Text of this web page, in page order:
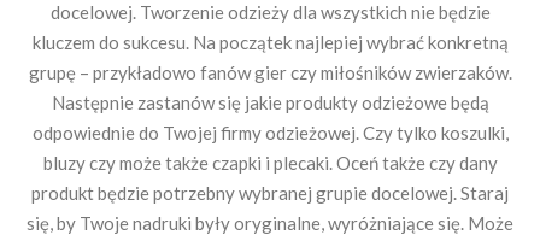
docelowej. Tworzenie odzieży dla wszystkich nie będzie
kluczem do sukcesu. Na początek najlepiej wybrać konkretną
grupę – przykładowo fanów gier czy miłośników zwierzaków.
Następnie zastanów się jakie produkty odzieżowe będą
odpowiednie do Twojej firmy odzieżowej. Czy tylko koszulki,
bluzy czy może także czapki i plecaki. Oceń także czy dany
produkt będzie potrzebny wybranej grupie docelowej. Staraj
się, by Twoje nadruki były oryginalne, wyróżniające się. Może